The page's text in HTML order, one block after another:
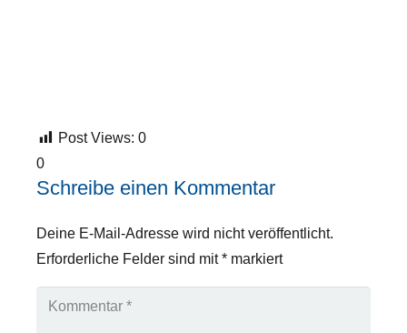
Post Views: 0
0
Schreibe einen Kommentar
Deine E-Mail-Adresse wird nicht veröffentlicht.
Erforderliche Felder sind mit* markiert